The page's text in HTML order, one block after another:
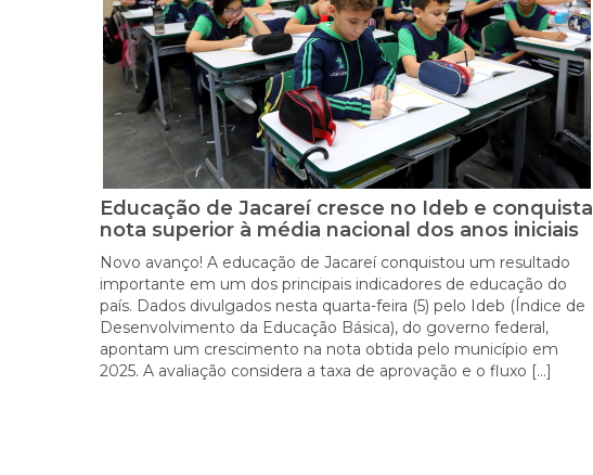
Educação de Jacareí cresce no Ideb e conquista
nota superior à média nacional dos anos iniciais
Novo avanço! A educação de Jacareí conquistou um resultado
importante em um dos principais indicadores de educação do
país. Dados divulgados nesta quarta-feira (5) pelo Ideb (Índice de
Desenvolvimento da Educação Básica), do governo federal,
apontam um crescimento na nota obtida pelo município em
2025. A avaliação considera a taxa de aprovação e o fluxo […]